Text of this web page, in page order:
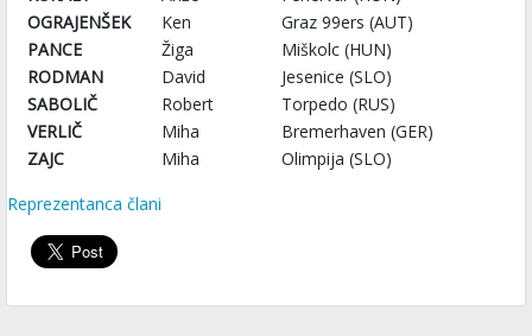
OGRAJENŠEK
Ken
Graz 99ers (AUT)
PANCE
Žiga
Miškolc (HUN)
RODMAN
David
Jesenice (SLO)
SABOLIČ
Robert
Torpedo (RUS)
VERLIČ
Miha
Bremerhaven (GER)
ZAJC
Miha
Olimpija (SLO)
Reprezentanca člani